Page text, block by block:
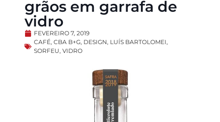
grãos em garrafa de
vidro
FEVEREIRO 7, 2019
CAFÉ, CBA B+G, DESIGN, LUÍS BARTOLOMEI,
SORFEU, VIDRO